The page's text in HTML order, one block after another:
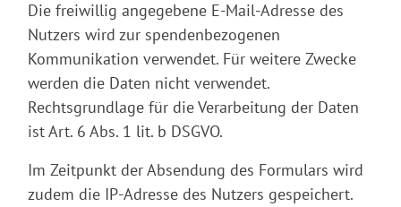
Die freiwillig angegebene E-Mail-Adresse des
Nutzers wird zur spendenbezogenen
Kommunikation verwendet. Für weitere Zwecke
werden die Daten nicht verwendet.
Rechtsgrundlage für die Verarbeitung der Daten
ist Art. 6 Abs. 1 lit. b DSGVO.
Im Zeitpunkt der Absendung des Formulars wird
zudem die IP-Adresse des Nutzers gespeichert.